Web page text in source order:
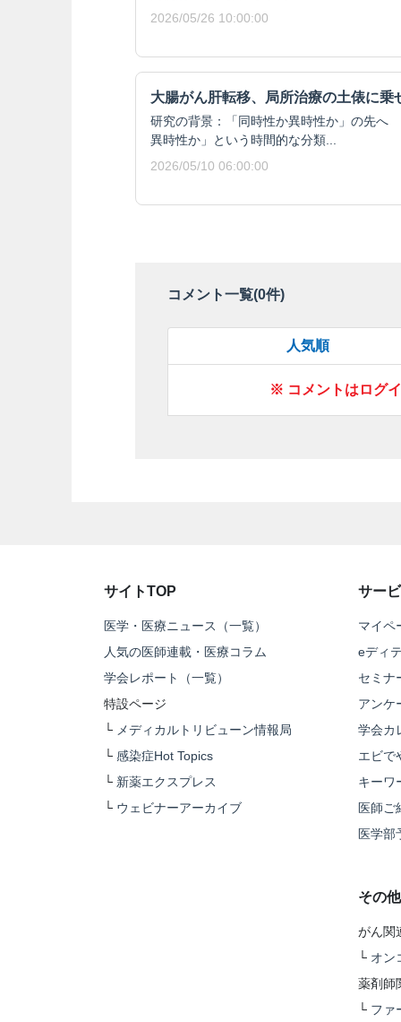
2026/05/26 10:00:00
大腸がん肝転移、局所治療の土俵に乗
研究の背景：「同時性か異時性か」の先へ
異時性か」という時間的な分類...
2026/05/10 06:00:00
コメント一覧(0件)
人気順
※ コメントはログ
サイトTOP
医学・医療ニュース（一覧）
人気の医師連載・医療コラム
学会レポート（一覧）
特設ページ
└ メディカルトリビューン情報局
└ 感染症Hot Topics
└ 新薬エクスプレス
└ ウェビナーアーカイブ
サー
マイペ
eディ
セミナ
アンケ
学会カ
エビで
キーワ
医師ご
医学部
その
がん関
└ オン
薬剤師
└ ファ